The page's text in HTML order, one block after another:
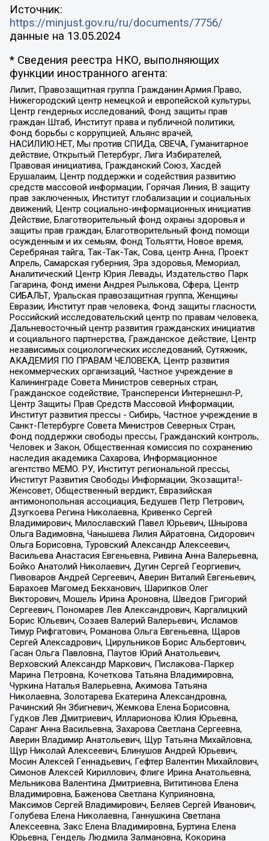
Источник:
https://minjust.gov.ru/ru/documents/7756/
данные на 13.05.2024
* Сведения реестра НКО, выполняющих
функции иностранного агента:
Лилит, Правозащитная группа Гражданин.Армия.Право,
Нижегородский центр немецкой и европейской культуры,
Центр гендерных исследований, Фонд защиты прав
граждан Штаб, Институт права и публичной политики,
Фонд борьбы с коррупцией, Альянс врачей,
НАСИЛИЮ.НЕТ, Мы против СПИДа, СВЕЧА, Гуманитарное
действие, Открытый Петербург, Лига Избирателей,
Правовая инициатива, Гражданский Союз, Хасдей
Ерушалаим, Центр поддержки и содействия развитию
средств массовой информации, Горячая Линия, В защиту
прав заключенных, Институт глобализации и социальных
движений, Центр социально-информационных инициатив
Действие, Благотворительный фонд охраны здоровья и
защиты прав граждан, Благотворительный фонд помощи
осужденным и их семьям, Фонд Тольятти, Новое время,
Серебряная тайга, Так-Так-Так, Сова, центр Анна, Проект
Апрель, Самарская губерния, Эра здоровья, Мемориал,
Аналитический Центр Юрия Левады, Издательство Парк
Гагарина, Фонд имени Андрея Рылькова, Сфера, Центр
СИБАЛЬТ, Уральская правозащитная группа, Женщины
Евразии, Институт прав человека, Фонд защиты гласности,
Российский исследовательский центр по правам человека,
Дальневосточный центр развития гражданских инициатив
и социального партнерства, Гражданское действие, Центр
независимых социологических исследований, Сутяжник,
АКАДЕМИЯ ПО ПРАВАМ ЧЕЛОВЕКА, Центр развития
некоммерческих организаций, Частное учреждение в
Калининграде Совета Министров северных стран,
Гражданское содействие, Трансперенси Интернешнл-Р,
Центр Защиты Прав Средств Массовой Информации,
Институт развития прессы - Сибирь, Частное учреждение в
Санкт-Петербурге Совета Министров Северных Стран,
Фонд поддержки свободы прессы, Гражданский контроль,
Человек и Закон, Общественная комиссия по сохранению
наследия академика Сахарова, Информационное
агентство МЕМО. РУ, Институт региональной прессы,
Институт Развития Свободы Информации, Экозащита!-
Женсовет, Общественный вердикт, Евразийская
антимонопольная ассоциация, Бедушев Петр Петрович,
Дзугкоева Регина Николаевна, Кривенко Сергей
Владимирович, Милославский Павел Юрьевич, Шнырова
Ольга Вадимовна, Чанышева Лилия Айратовна, Сидорович
Ольга Борисовна, Туровский Александр Алексеевич,
Васильева Анастасия Евгеньевна, Ривина Анна Валерьевна,
Бойко Анатолий Николаевич, Дугин Сергей Георгиевич,
Пивоваров Андрей Сергеевич, Аверин Виталий Евгеньевич,
Барахоев Магомед Бекханович, Шарипков Олег
Викторович, Мошель Ирина Ароновна, Шведов Григорий
Сергеевич, Пономарев Лев Александрович, Каргалицкий
Борис Юльевич, Созаев Валерий Валерьевич, Исламов
Тимур Рифгатович, Романова Ольга Евгеньевна, Щаров
Сергей Алексадрович, Цирульников Борис Альбертович,
Гасан Ольга Павловна, Паутов Юрий Анатольевич,
Верховский Александр Маркович, Пислакова-Паркер
Марина Петровна, Кочеткова Татьяна Владимировна,
Чуркина Наталья Валерьевна, Акимова Татьяна
Николаевна, Золотарева Екатерина Александровна,
Рачинский Ян Збигневич, Жемкова Елена Борисовна,
Гудков Лев Дмитриевич, Илларионова Юлия Юрьевна,
Саранг Анна Васильевна, Захарова Светлана Сергеевна,
Аверин Владимир Анатольевич, Щур Татьяна Михайловна,
Щур Николай Алексеевич, Блинушов Андрей Юрьевич,
Мосин Алексей Геннадьевич, Гефтер Валентин Михайлович,
Симонов Алексей Кириллович, Флиге Ирина Анатольевна,
Мельникова Валентина Дмитриевна, Вититинова Елена
Владимировна, Баженова Светлана Куприяновна,
Максимов Сергей Владимирович, Беляев Сергей Иванович,
Голубева Елена Николаевна, Ганнушкина Светлана
Алексеевна, Закс Елена Владимировна, Буртина Елена
Юрьевна, Гендель Людмила Залмановна, Кокорина